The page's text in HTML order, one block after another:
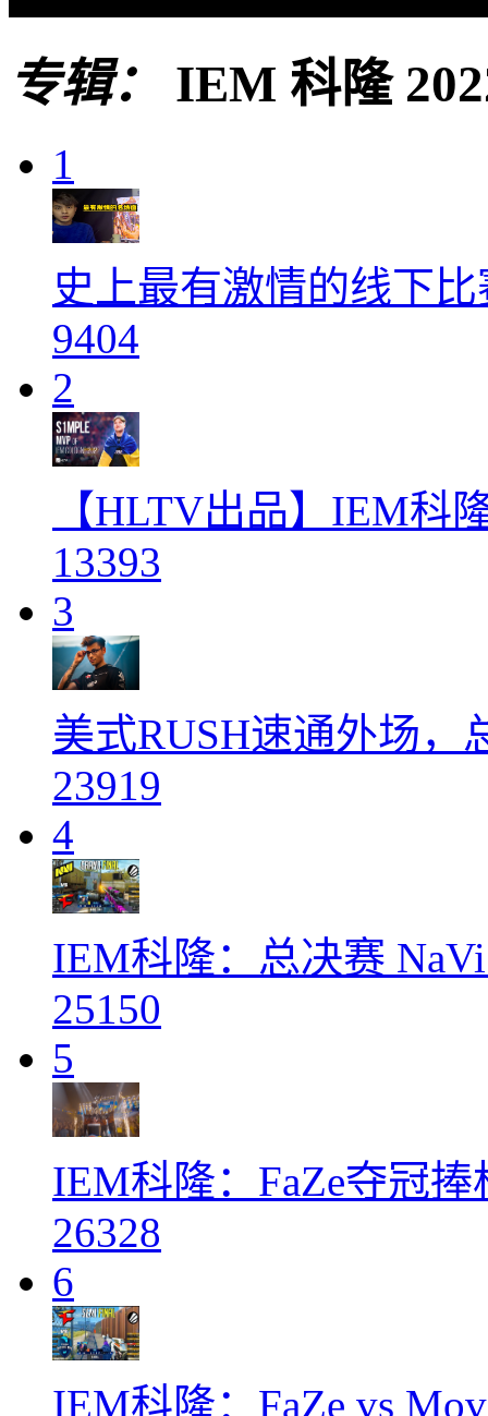
专辑： IEM 科隆
1
史上最有激情的线下
9404
2
【HLTV出品】IEM科
13393
3
美式RUSH速通外场，
23919
4
IEM科隆：总决赛
25150
5
IEM科隆：FaZe夺冠捧
26328
6
IEM科隆：FaZe vs